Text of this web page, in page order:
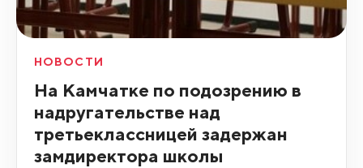
НОВОСТИ
На Камчатке по подозрению в
надругательстве над
третьеклассницей задержан
замдиректора школы